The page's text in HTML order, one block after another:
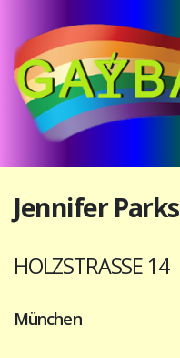
Jennifer Parks
HOLZSTRASSE 14
München